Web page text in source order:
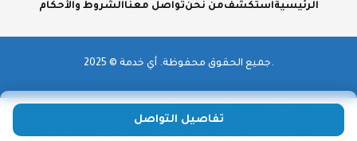
تفاصيل التواصل
الرئيسيةاستكشفمن نحنتواصل معناالشروط والأحكام
2025 © جميع الحقوق محفوظة. أي خدمة.